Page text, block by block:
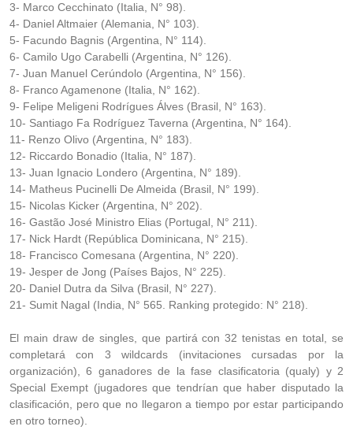
3- Marco Cecchinato (Italia, N° 98).
4- Daniel Altmaier (Alemania, N° 103).
5- Facundo Bagnis (Argentina, N° 114).
6- Camilo Ugo Carabelli (Argentina, N° 126).
7- Juan Manuel Cerúndolo (Argentina, N° 156).
8- Franco Agamenone (Italia, N° 162).
9- Felipe Meligeni Rodrígues Álves (Brasil, N° 163).
10- Santiago Fa Rodríguez Taverna (Argentina, N° 164).
11- Renzo Olivo (Argentina, N° 183).
12- Riccardo Bonadio (Italia, N° 187).
13- Juan Ignacio Londero (Argentina, N° 189).
14- Matheus Pucinelli De Almeida (Brasil, N° 199).
15- Nicolas Kicker (Argentina, N° 202).
16- Gastão José Ministro Elias (Portugal, N° 211).
17- Nick Hardt (República Dominicana, N° 215).
18- Francisco Comesana (Argentina, N° 220).
19- Jesper de Jong (Países Bajos, N° 225).
20- Daniel Dutra da Silva (Brasil, N° 227).
21- Sumit Nagal (India, N° 565. Ranking protegido: N° 218).
El main draw de singles, que partirá con 32 tenistas en total, se
completará con 3 wildcards (invitaciones cursadas por la
organización), 6 ganadores de la fase clasificatoria (qualy) y 2
Special Exempt (jugadores que tendrían que haber disputado la
clasificación, pero que no llegaron a tiempo por estar participando
en otro torneo).